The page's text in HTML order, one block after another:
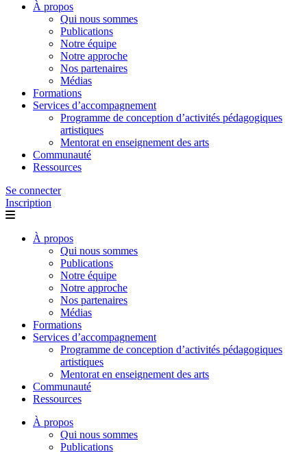
À propos
Qui nous sommes
Publications
Notre équipe
Notre approche
Nos partenaires
Médias
Formations
Services d’accompagnement
Programme de conception d’activités pédagogiques
artistiques
Mentorat en enseignement des arts
Communauté
Ressources
Se connecter
Inscription
À propos
Qui nous sommes
Publications
Notre équipe
Notre approche
Nos partenaires
Médias
Formations
Services d’accompagnement
Programme de conception d’activités pédagogiques
artistiques
Mentorat en enseignement des arts
Communauté
Ressources
À propos
Qui nous sommes
Publications